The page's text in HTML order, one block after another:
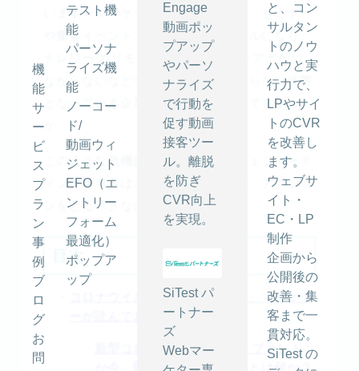
機
能
サ
ー
ビ
ス
プ
ラ
ン
事
例
ブ
ロ
グ
お
問
テスト機
能
パーソナ
ライズ機
能
ノーコー
ド/
動画ウィ
ジェット
EFO（エ
ントリー
フォーム
最適化）
ポップア
ップ
Engage
動画ポッ
プアップ
やパーソ
ナライズ
で行動を
促す動画
接客ツー
ル。離脱
を防ぎ
CVR向上
を実現。
SiTest パ
ートナー
ズ
Webマー
と、コン
サルタン
トのノウ
ハウと実
行力で、
LPやサイ
トのCVR
を改善し
ます。
ウェブサ
イト・
EC・LP
制作
企画から
公開後の
改善・集
客まで一
貫対応。
SiTest の
います。マーケティングにおいては、セミナー
や集客イベント、展示会がキャンセルになり、
テレワーク/リモートワーク化でテレアポがつ
ながらないなどリード獲得がままならない状態
となっている企業も多いのではないでしょう
か。
このような危機的状況において、ウェブマーテ
ィング担当者はどのように受け止め、アクショ
ンをとるべきなのかをまとめました。
目次
コロナウイルス感染拡大下の今、マーケタ
ーが読んでおくべき記事
新型コロナウイルスの危機 ブランド
が今、取るべきアクションとは何か？